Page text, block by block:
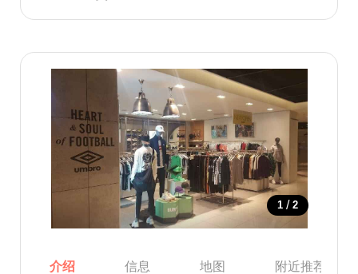
1 / 2
介绍 信息 地图 附近推荐景点